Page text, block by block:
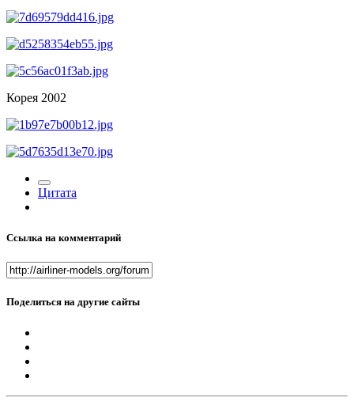
Корея 2002
Цитата
Ссылка на комментарий
Поделиться на другие сайты